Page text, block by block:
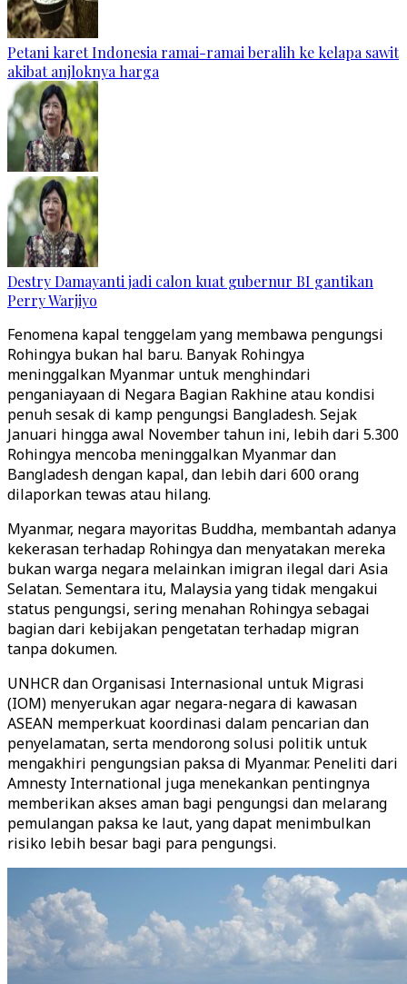
Petani karet Indonesia ramai-ramai beralih ke kelapa sawit
akibat anjloknya harga
Destry Damayanti jadi calon kuat gubernur BI gantikan
Perry Warjiyo
Fenomena kapal tenggelam yang membawa pengungsi
Rohingya bukan hal baru. Banyak Rohingya
meninggalkan Myanmar untuk menghindari
penganiayaan di Negara Bagian Rakhine atau kondisi
penuh sesak di kamp pengungsi Bangladesh. Sejak
Januari hingga awal November tahun ini, lebih dari 5.300
Rohingya mencoba meninggalkan Myanmar dan
Bangladesh dengan kapal, dan lebih dari 600 orang
dilaporkan tewas atau hilang.
Myanmar, negara mayoritas Buddha, membantah adanya
kekerasan terhadap Rohingya dan menyatakan mereka
bukan warga negara melainkan imigran ilegal dari Asia
Selatan. Sementara itu, Malaysia yang tidak mengakui
status pengungsi, sering menahan Rohingya sebagai
bagian dari kebijakan pengetatan terhadap migran
tanpa dokumen.
UNHCR dan Organisasi Internasional untuk Migrasi
(IOM) menyerukan agar negara-negara di kawasan
ASEAN memperkuat koordinasi dalam pencarian dan
penyelamatan, serta mendorong solusi politik untuk
mengakhiri pengungsian paksa di Myanmar. Peneliti dari
Amnesty International juga menekankan pentingnya
memberikan akses aman bagi pengungsi dan melarang
pemulangan paksa ke laut, yang dapat menimbulkan
risiko lebih besar bagi para pengungsi.